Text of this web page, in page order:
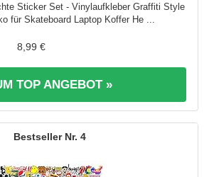
Sticker Set - Vinylaufkleber Graffiti Style
für Skateboard Laptop Koffer He ...
8,99 €
TOP ANGEBOT »
4